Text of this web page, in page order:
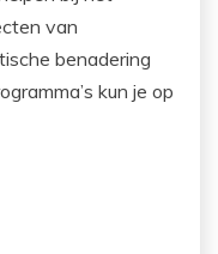
van
benadering
kun je op